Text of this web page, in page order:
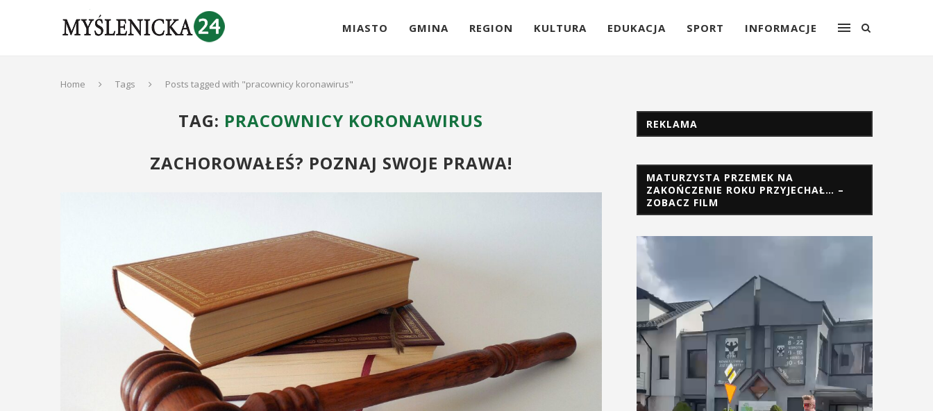
MIASTO GMINA REGION KULTURA EDUKACJA SPORT INFORMACJE
Home Tags Posts tagged with "pracownicy koronawirus"
TAG: PRACOWNICY KORONAWIRUS
ZACHOROWAŁEŚ? POZNAJ SWOJE PRAWA!
REKLAMA
MATURZYSTA PRZEMEK NA
ZAKOŃCZENIE ROKU PRZYJECHAŁ… –
ZOBACZ FILM
Odtwarzacz
video